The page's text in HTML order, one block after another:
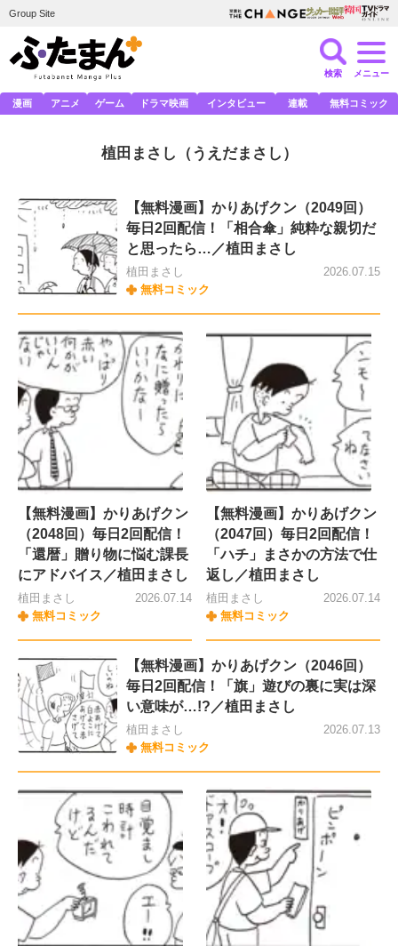
Group Site
検索 メニュー
漫画 アニメ ゲーム ドラマ映画 インタビュー 連載 無料コミック
植田まさし （うえだまさし）
【無料漫画】かりあげクン（2049回）
毎日2回配信！「相合傘」純粋な親切だ
と思ったら…／植田まさし
植田まさし
無料コミック
2026.07.15
【無料漫画】かりあげクン
（2048回）毎日2回配信！
「還暦」贈り物に悩む課長
にアドバイス／植田まさし
植田まさし
無料コミック
2026.07.14
【無料漫画】かりあげクン
（2047回）毎日2回配信！
「ハチ」まさかの方法で仕
返し／植田まさし
植田まさし
無料コミック
2026.07.14
【無料漫画】かりあげクン（2046回）
毎日2回配信！「旗」遊びの裏に実は深
い意味が…!?／植田まさし
植田まさし
無料コミック
2026.07.13